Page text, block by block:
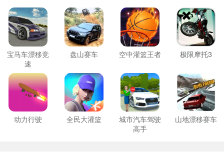
宝马车漂移竞
速
盘山赛车 空中灌篮王者 极限摩托3
动力行驶 全民大灌篮
城市汽车驾驶
高手
山地漂移赛车